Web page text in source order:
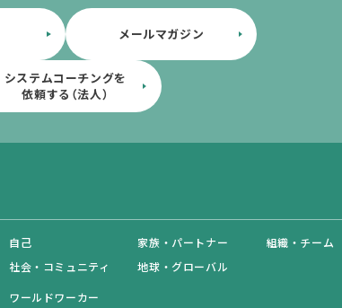
メールマガジン
システムコーチングを
依頼する（法人）
自己 家族・パートナー
組織・チーム
社会・コミュニティ
地球・グローバル
ワールドワーカー